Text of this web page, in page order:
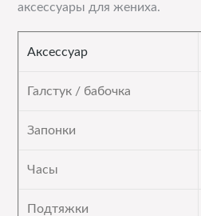
аксессуары для жениха.
Аксессуар
Галстук / бабочка
Запонки
Часы
Подтяжки